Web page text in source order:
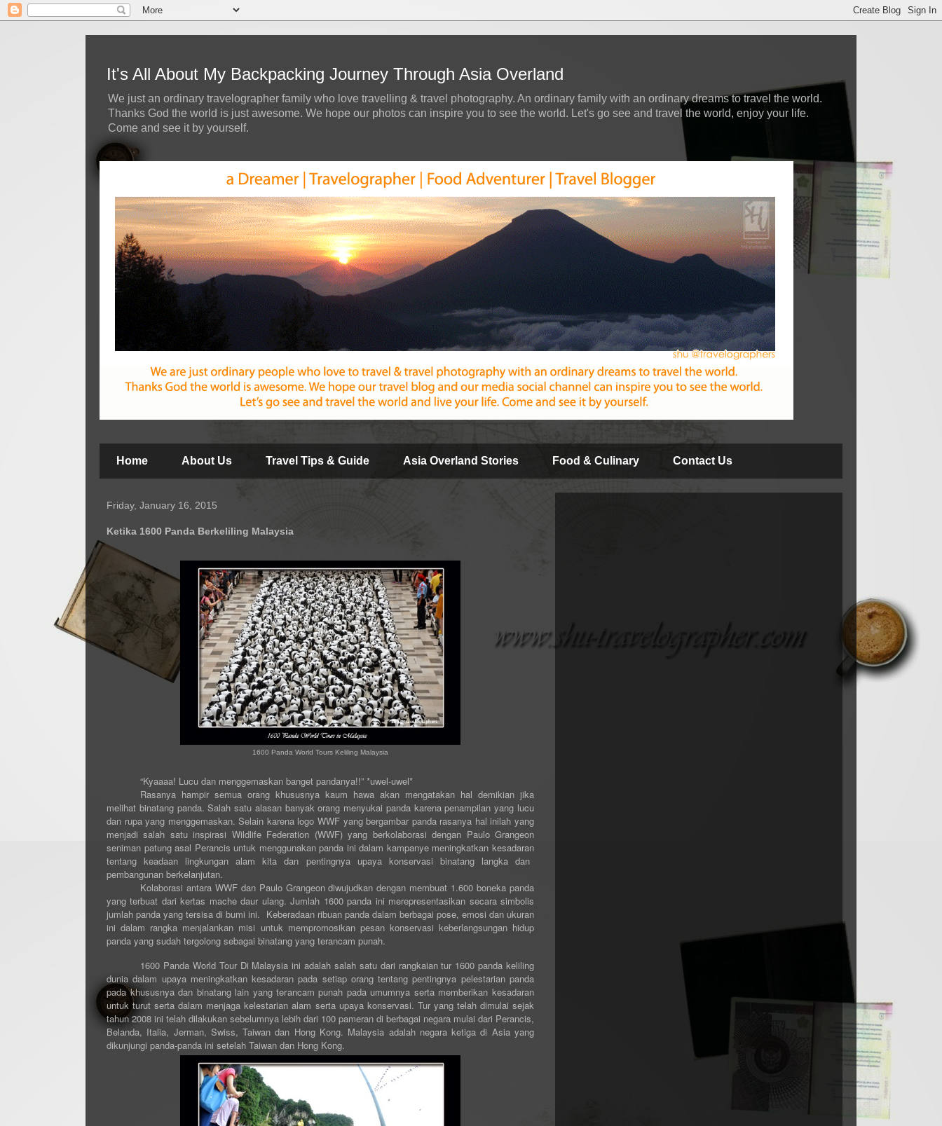
It's All About My Backpacking Journey Through Asia Overland
We just an ordinary travelographer family who love travelling & travel photography. An ordinary family with an ordinary dreams to travel the world.
Thanks God the world is just awesome. We hope our photos can inspire you to see the world. Let's go see and travel the world, enjoy your life.
Come and see it by yourself.
Home About Us Travel Tips & Guide Asia Overland Stories Food & Culinary Contact Us
Friday, January 16, 2015
Ketika 1600 Panda Berkeliling Malaysia
1600 Panda World Tours Keliling Malaysia
“Kyaaaa! Lucu dan menggemaskan banget pandanya!!” *uwel-uwel*
Rasanya hampir semua orang khususnya kaum hawa akan mengatakan hal demikian jika
melihat binatang panda. Salah satu alasan banyak orang menyukai panda karena penampilan yang lucu
dan rupa yang menggemaskan. Selain karena logo WWF yang bergambar panda rasanya hal inilah yang
menjadi salah satu inspirasi Wildlife Federation (WWF)yang berkolaborasi dengan Paulo Grangeon
seniman patung asal Perancis untuk menggunakan panda ini dalam kampanye meningkatkan kesadaran
tentang keadaan lingkungan alam kita dan pentingnya upaya konservasi binatang langka dan
pembangunan berkelanjutan.
Kolaborasi antara WWF dan Paulo Grangeondiwujudkan dengan membuat 1.600 bonekapanda
yang terbuat dari kertas machedaur ulang. Jumlah 1600 panda ini merepresentasikan secara simbolis
jumlah panda yang tersisa di bumi ini. Keberadaan ribuan panda dalam berbagai pose, emosi dan ukuran
ini dalam rangka menjalankan misi untuk mempromosikan pesan konservasi keberlangsungan hidup
panda yang sudah tergolong sebagai binatang yang terancam punah.
1600 Panda World Tour Di Malaysia ini adalah salah satu dari rangkaian tur 1600 panda keliling
dunia dalam upaya meningkatkan kesadaran pada setiap orang tentang pentingnya pelestarian panda
pada khususnya dan binatang lain yang terancam punah pada umumnya serta memberikan kesadaran
untuk turut serta dalam menjaga kelestarian alam serta upaya konservasi. Tur yang telah dimulai sejak
tahun 2008 ini telah dilakukan sebelumnya lebih dari 100 pameran di berbagai negara mulai dari Perancis,
Belanda, Italia, Jerman, Swiss, Taiwan dan Hong Kong. Malaysia adalah negara ketiga di Asia yang
dikunjungi panda-panda ini setelah Taiwan dan Hong Kong.